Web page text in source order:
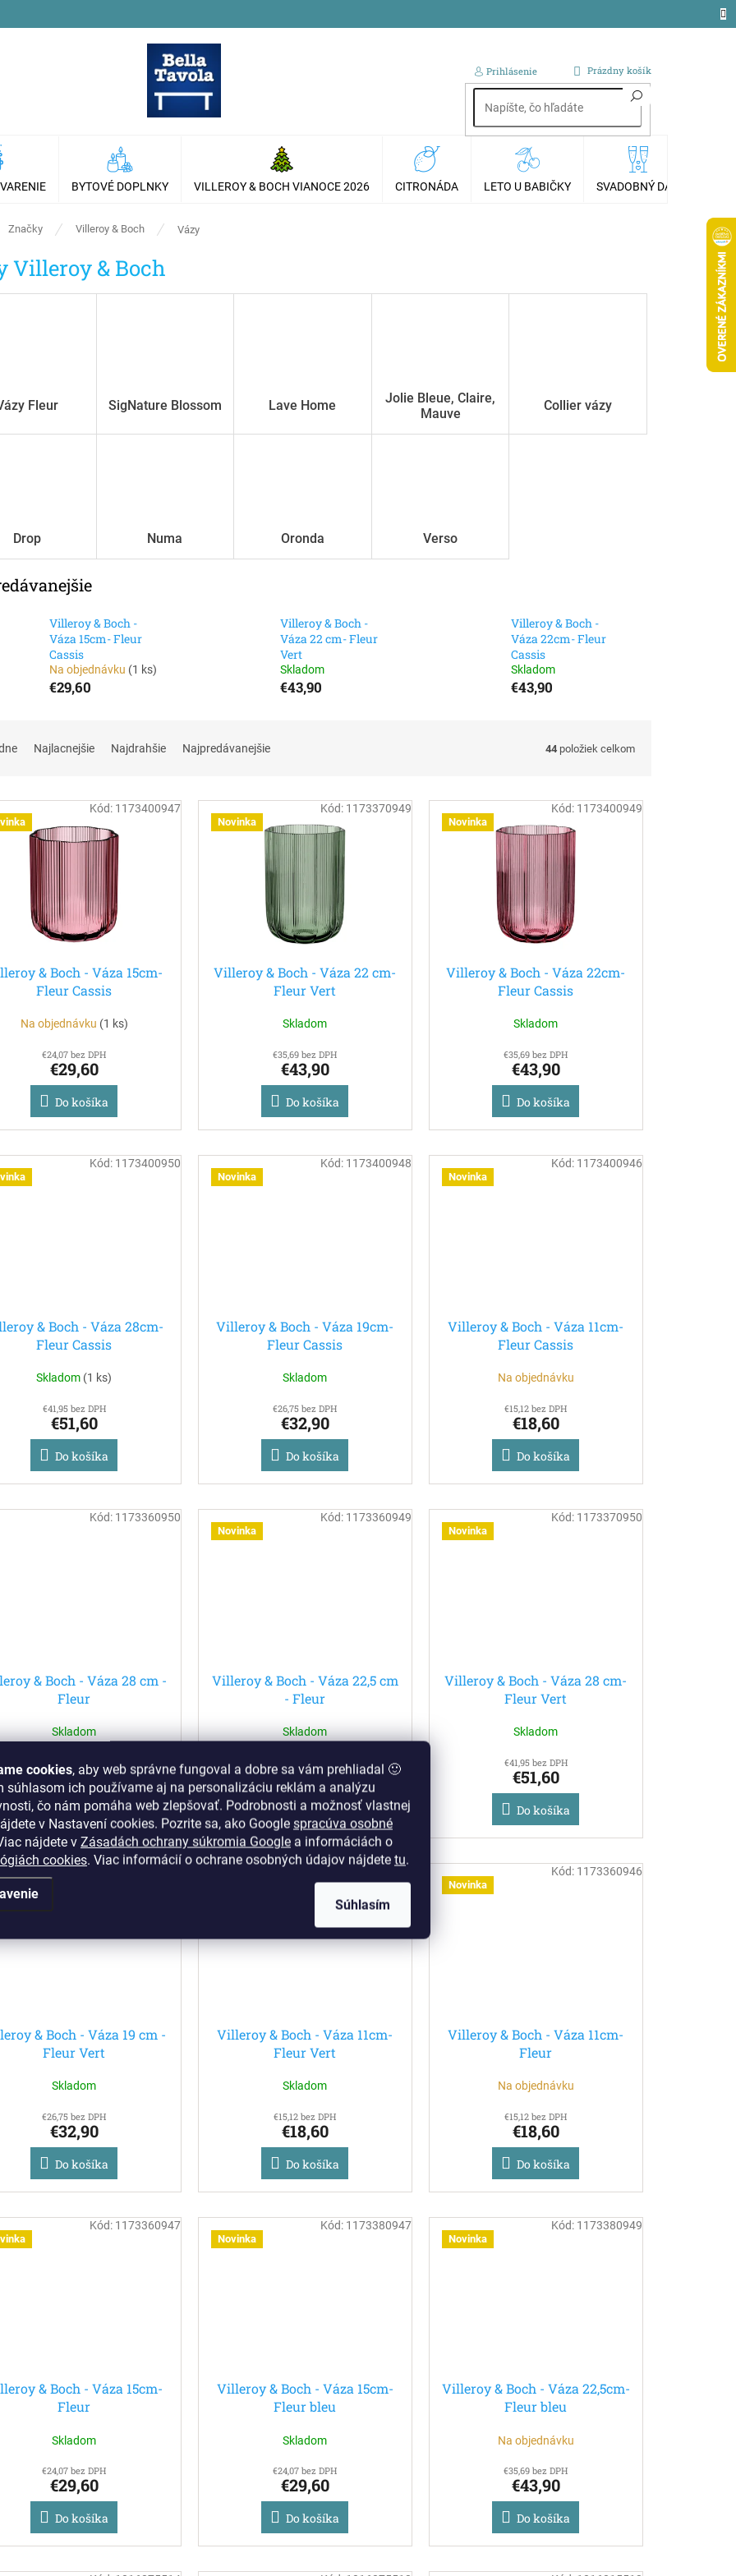
cookies, aby web správne fungoval a dobre sa vám prehliadal 🙂
súhlasom ich používame aj na personalizáciu reklám a analýzu
čo nám pomáha web zlepšovať. Podrobnosti a možnosť vlastnej
v Nastavení cookies. Pozrite sa, ako Google spracúva osobné
nájdete v Zásadách ochrany súkromia Google a informáciách o
cookies. Viac informácií o ochrane osobných údajov nájdete tu.
Súhlasím
Prihlásenie
NÁKUPNÝ
KOŠÍK
Prázdny košík
BYTOVÉ DOPLNKY VILLEROY & BOCH VIANOCE 2026 CITRONÁDA LETO U BABIČKY SVADOBNÝ DAR
Značky Villeroy & Boch Vázy
Villeroy & Boch
Fleur SigNature Blossom Lave Home
Jolie Bleue, Claire,
Mauve
Collier vázy
Drop Numa Oronda Verso
Villeroy & Boch -
Váza 15cm- Fleur
Cassis
Na objednávku (1 ks)
€29,60
Villeroy & Boch -
Váza 22 cm- Fleur
Vert
Skladom
€43,90
Villeroy & Boch -
Váza 22cm- Fleur
Cassis
Skladom
€43,90
Najlacnejšie Najdrahšie Najpredávanejšie 44 položiek celkom
& Boch - Váza 15cm-
Fleur Cassis
Na objednávku (1 ks)
€24,07 bez DPH
€29,60
Do košíka
Kód: 1173400947
Novinka
Villeroy & Boch - Váza 22 cm-
Fleur Vert
Skladom
€35,69 bez DPH
€43,90
Do košíka
Kód: 1173370949
Novinka
Villeroy & Boch - Váza 22cm-
Fleur Cassis
Skladom
€35,69 bez DPH
€43,90
Do košíka
Kód: 1173400949
& Boch - Váza 28cm-
Fleur Cassis
Skladom (1 ks)
€41,95 bez DPH
€51,60
Do košíka
Kód: 1173400950
Novinka
Villeroy & Boch - Váza 19cm-
Fleur Cassis
Skladom
€26,75 bez DPH
€32,90
Do košíka
Kód: 1173400948
Novinka
Villeroy & Boch - Váza 11cm-
Fleur Cassis
Na objednávku
€15,12 bez DPH
€18,60
Do košíka
Kód: 1173400946
& Boch - Váza 28 cm -
Fleur
Skladom
€41,95 bez DPH
€51,60
Do košíka
Kód: 1173360950
Novinka
Villeroy & Boch - Váza 22,5 cm
- Fleur
Skladom
€35,69 bez DPH
€43,90
Do košíka
Kód: 1173360949
Novinka
Villeroy & Boch - Váza 28 cm-
Fleur Vert
Skladom
€41,95 bez DPH
€51,60
Do košíka
Kód: 1173370950
& Boch - Váza 19 cm -
Fleur Vert
Skladom
€26,75 bez DPH
€32,90
Do košíka
Villeroy & Boch - Váza 11cm-
Fleur Vert
Skladom
€15,12 bez DPH
€18,60
Do košíka
Kód: 1173370946
Novinka
Villeroy & Boch - Váza 11cm-
Fleur
Na objednávku
€15,12 bez DPH
€18,60
Do košíka
Kód: 1173360946
& Boch - Váza 15cm-
Fleur
Skladom
€24,07 bez DPH
€29,60
Do košíka
Kód: 1173360947
Novinka
Villeroy & Boch - Váza 15cm-
Fleur bleu
Skladom
€24,07 bez DPH
€29,60
Do košíka
Kód: 1173380947
Novinka
Villeroy & Boch - Váza 22,5cm-
Fleur bleu
Na objednávku
€35,69 bez DPH
€43,90
Do košíka
Kód: 1173380949